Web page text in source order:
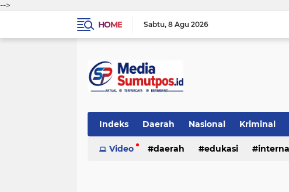
-->
HOME
Sabtu 8 Agu 2026
Indeks Daerah Nasional Kriminal
Video daerah edukasi